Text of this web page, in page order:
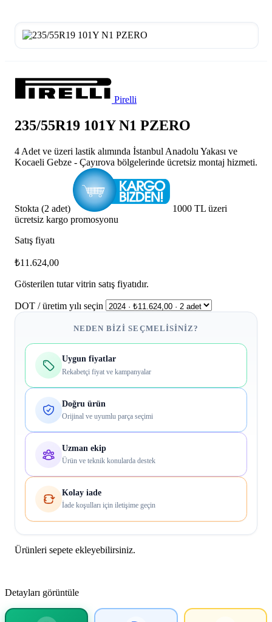
Pirelli
235/55R19 101Y N1 PZERO
4 Adet ve üzeri lastik alımında İstanbul Anadolu Yakası ve
Kocaeli Gebze - Çayırova bölgelerinde ücretsiz montaj hizmeti.
Stokta (2 adet)
1000 TL üzeri
ücretsiz kargo promosyonu
Satış fiyatı
₺11.624,00
Gösterilen tutar vitrin satış fiyatıdır.
DOT / üretim yılı seçin
NEDEN BIZI SEÇMELISINIZ?
Uygun fiyatlar
Rekabetçi fiyat ve kampanyalar
Doğru ürün
Orijinal ve uyumlu parça seçimi
Uzman ekip
Ürün ve teknik konularda destek
Kolay iade
İade koşulları için iletişime geçin
Ürünleri sepete ekleyebilirsiniz.
Detayları görüntüle